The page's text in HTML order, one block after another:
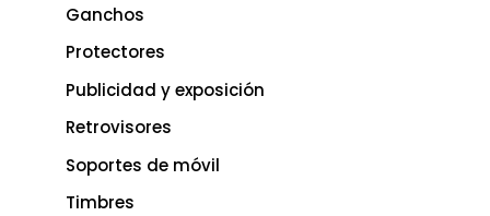
Ganchos
Protectores
Publicidad y exposición
Retrovisores
Soportes de móvil
Timbres